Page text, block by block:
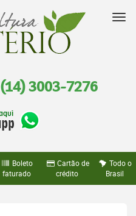
(14) 3003-7276
Boleto
faturado
Cartão de
crédito
Todo o
Brasil